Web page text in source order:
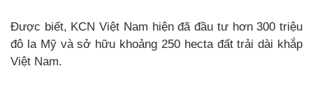
Được biết, KCN Việt Nam hiện đã đầu tư hơn 300 triệu
đô la Mỹ và sở hữu khoảng 250 hecta đất trải dài khắp
Việt Nam.